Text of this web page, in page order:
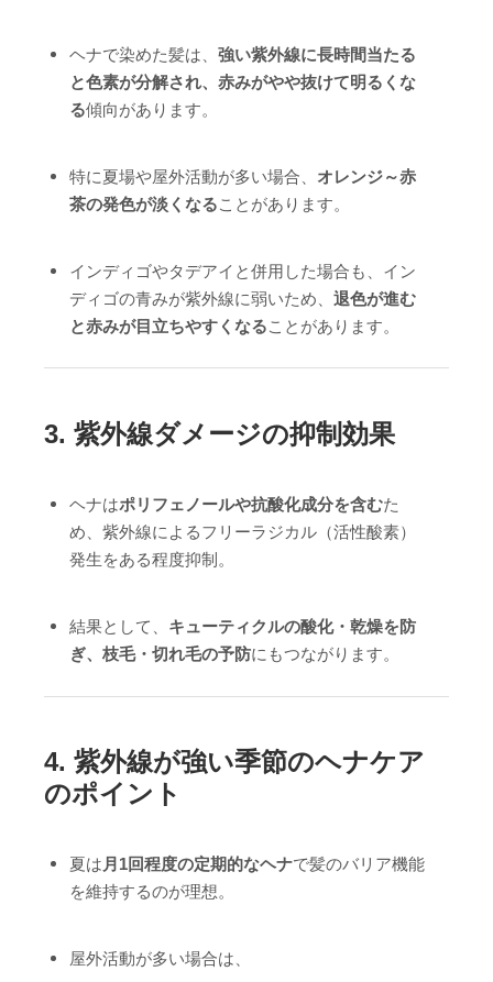
ヘナで染めた髪は、 強い紫外線に長時間当たる
と色素が分解され、赤みがやや抜けて明るくな
る傾向があります。
特に夏場や屋外活動が多い場合、 オレンジ～赤
茶の発色が淡くなることがあります。
インディゴやタデアイと併用した場合も、イン
ディゴの青みが紫外線に弱いため、 退色が進む
と赤みが目立ちやすくなることがあります。
3. 紫外線ダメージの抑制効果
ヘナはポリフェノールや抗酸化成分を含むた
め、紫外線によるフリーラジカル（活性酸素）
発生をある程度抑制。
結果として、 キューティクルの酸化・乾燥を防
ぎ、枝毛・切れ毛の予防にもつながります。
4. 紫外線が強い季節のヘナケア
のポイント
夏は月1回程度の定期的なヘナで髪のバリア機能
を維持するのが理想。
屋外活動が多い場合は、